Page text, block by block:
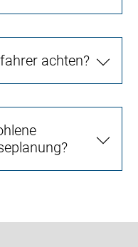
achten?